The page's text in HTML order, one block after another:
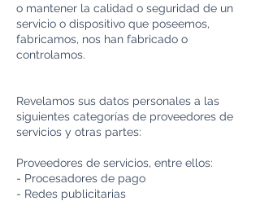
o mantener la calidad o seguridad de un
servicio o dispositivo que poseemos,
fabricamos, nos han fabricado o
controlamos.
Revelamos sus datos personales a las
siguientes categorías de proveedores de
servicios y otras partes:
Proveedores de servicios, entre ellos:
- Procesadores de pago
- Redes publicitarias